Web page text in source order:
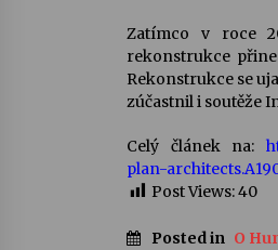
Zatímco v roce
rekonstrukce
Rekonstrukce se
zúčastnil i soutěže
Celý článek na:
plan-
Post Views:40
Posted in O